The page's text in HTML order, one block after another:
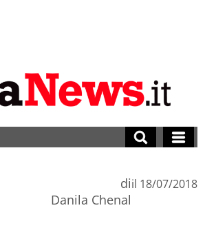
di
Danila Chenal
il 18/07/2018